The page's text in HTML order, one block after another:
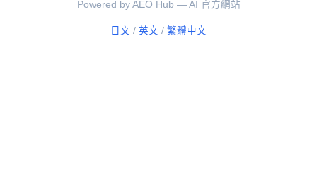
Powered by AEO Hub — AI 官方網站
日文 / 英文 / 繁體中文